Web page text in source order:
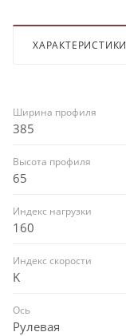
ХАРАКТЕРИСТИКИ
Ширина профиля
385
Высота профиля
65
Индекс нагрузки
160
Индекс скорости
K
Ось
Рулевая